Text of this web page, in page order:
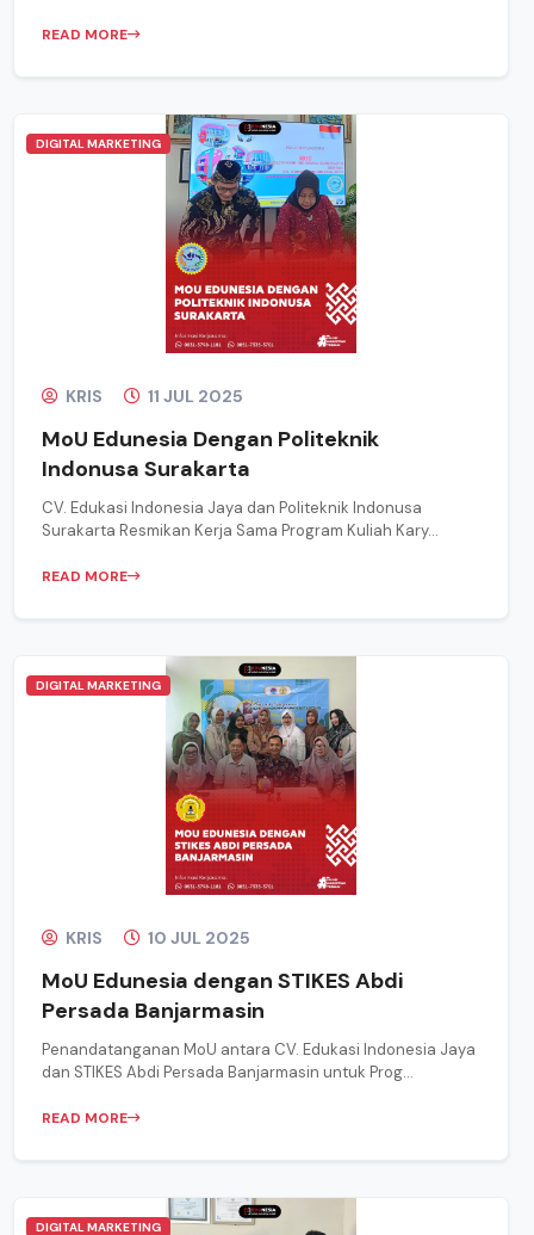
READ MORE
DIGITAL MARKETING
KRIS 11 JUL 2025
MoU Edunesia Dengan Politeknik
Indonusa Surakarta
CV. Edukasi Indonesia Jaya dan Politeknik Indonusa
Surakarta Resmikan Kerja Sama Program Kuliah Kary...
READ MORE
DIGITAL MARKETING
KRIS 10 JUL 2025
MoU Edunesia dengan STIKES Abdi
Persada Banjarmasin
Penandatanganan MoU antara CV. Edukasi Indonesia Jaya
dan STIKES Abdi Persada Banjarmasin untuk Prog...
READ MORE
DIGITAL MARKETING